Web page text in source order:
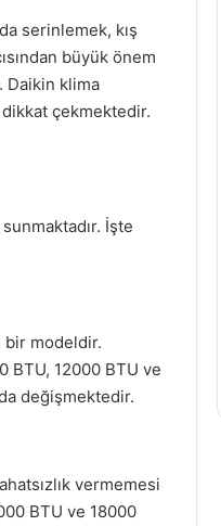
serinlemek, kış
büyük önem
Daikin klima
çekmektedir.
İşte
bir modeldir.
BTU, 12000 BTU ve
değişmektedir.
vermemesi
BTU ve 18000